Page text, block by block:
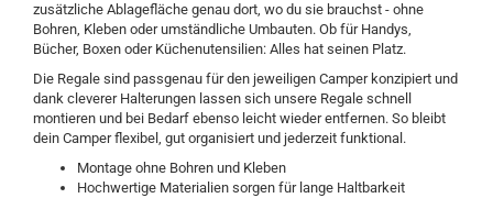
zusätzliche Ablagefläche genau dort, wo du sie brauchst - ohne
Bohren, Kleben oder umständliche Umbauten. Ob für Handys,
Bücher, Boxen oder Küchenutensilien: Alles hat seinen Platz.
Die Regale sind passgenau für den jeweiligen Camper konzipiert und
dank cleverer Halterungen lassen sich unsere Regale schnell
montieren und bei Bedarf ebenso leicht wieder entfernen. So bleibt
dein Camper flexibel, gut organisiert und jederzeit funktional.
Montage ohne Bohren und Kleben
Hochwertige Materialien sorgen für lange Haltbarkeit